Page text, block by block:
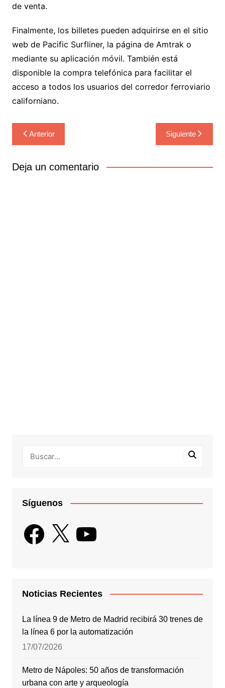
de venta.
Finalmente, los billetes pueden adquirirse en el sitio
web de Pacific Surfliner, la página de Amtrak o
mediante su aplicación móvil. También está
disponible la compra telefónica para facilitar el
acceso a todos los usuarios del corredor ferroviario
californiano.
Navegación
de
entradas
Anterior Siguiente
Deja un comentario
Síguenos
Facebook
X YouTube
Noticias Recientes
La línea 9 de Metro de Madrid recibirá 30 trenes de
la línea 6 por la automatización
17/07/2026
Metro de Nápoles: 50 años de transformación
urbana con arte y arqueología